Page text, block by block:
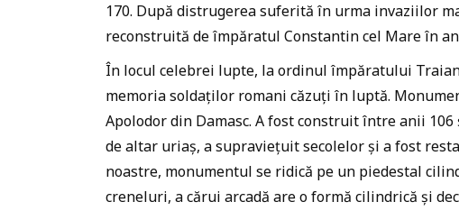
170. După distrugerea suferită în urma invaziilor
reconstruită de împăratul Constantin cel Mare în
În locul celebrei lupte, la ordinul împăratului
memoria soldaților romani căzuți în luptă.
Apolodor din Damasc. A fost construit între anii
de altar uriaș, a supraviețuit secolelor și a fost
noastre, monumentul se ridică pe un piedestal
creneluri, a cărui arcadă are o formă cilindrică și